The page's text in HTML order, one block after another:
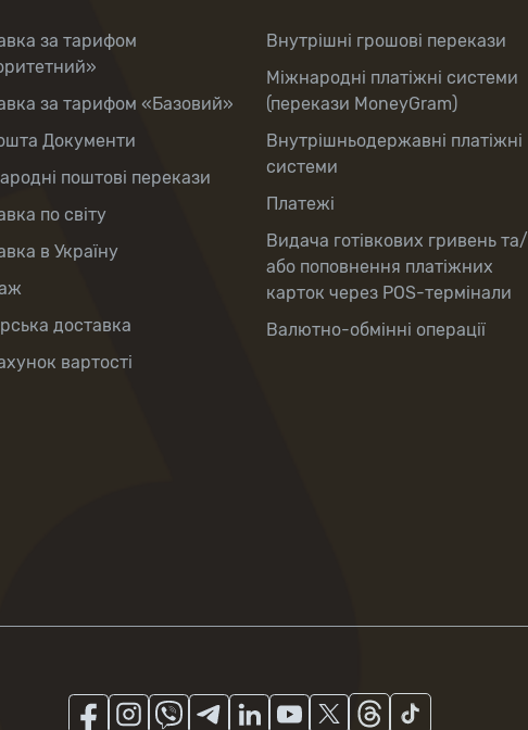
за тарифом
за тарифом «Базовий»
Документи
поштові перекази
по світу
в Україну
доставка
вартості
Внутрішні грошові перекази
Міжнародні платіжні системи
(перекази MoneyGram)
Внутрішньодержавні платіжні
системи
Платежі
Видача готівкових гривень та/
або поповнення платіжних
карток через POS-термінали
Валютно-обмінні операції